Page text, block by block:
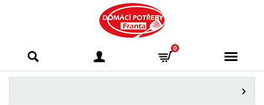
Franta - Příbram
0